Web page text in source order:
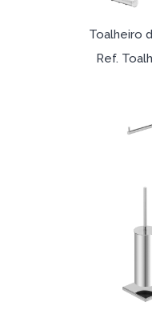
Toalheiro
Ref.